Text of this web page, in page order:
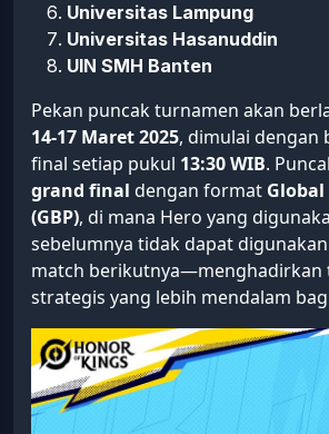
Universitas Lampung
Universitas Hasanuddin
UIN SMH Banten
Pekan puncak turnamen akan
14-17 Maret 2025, dimulai dengan
final setiap pukul 13:30 WIB.
grand final dengan format Global
(GBP), di mana Hero yang
sebelumnya tidak dapat
match berikutnya—menghadirkan
strategis yang lebih mendalam